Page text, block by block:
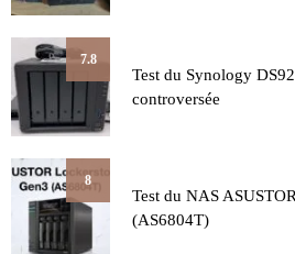
7.8
Test du Synology
controversée
8
Test du NAS
(AS6804T)